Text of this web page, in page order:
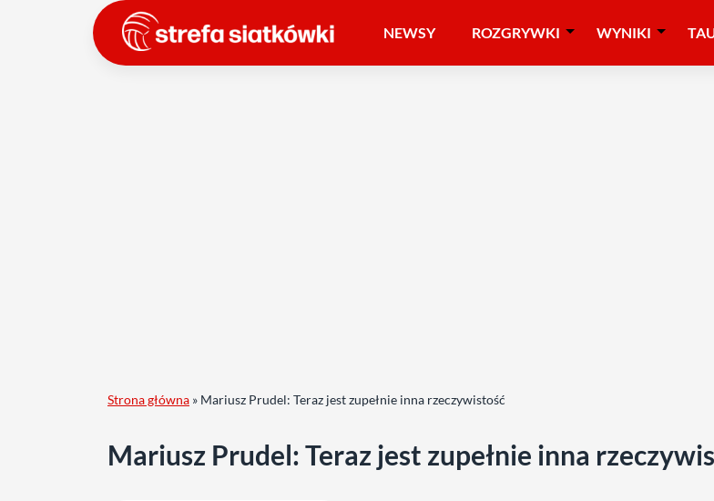
NEWSY ROZGRYWKI WYNIKI
Strona główna » Mariusz Prudel: Teraz jest zupełnie inna rzeczywistość
Mariusz Prudel: Teraz jest zupełnie inna